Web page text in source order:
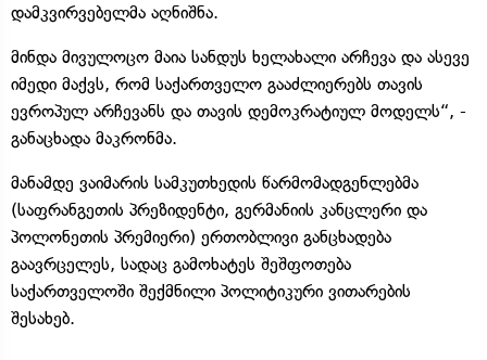
დამკვირვებელმა აღნიშნა.
მინდა მივულოცო მაია სანდუს ხელახალი არჩევა და ასევე
იმედი მაქვს, რომ საქართველო გააძლიერებს თავის
ევროპულ არჩევანს და თავის დემოკრატიულ მოდელს“, -
განაცხადა მაკრონმა.
მანამდე ვაიმარის სამკუთხედის წარმომადგენლებმა
(საფრანგეთის პრეზიდენტი, გერმანიის კანცლერი და
პოლონეთის პრემიერი) ერთობლივი განცხადება
გაავრცელეს, სადაც გამოხატეს შეშფოთება
საქართველოში შექმნილი პოლიტიკური ვითარების
შესახებ.